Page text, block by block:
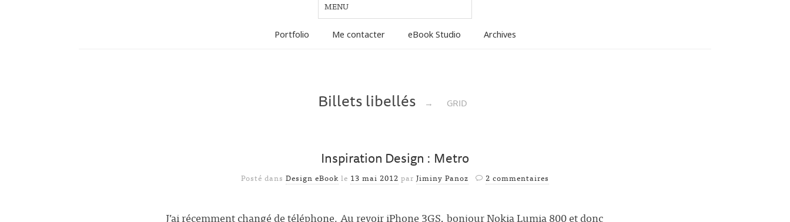
Portfolio Me contacter eBook Studio Archives
Billets libellés → GRID
Inspiration Design : Metro
Posté dansDesign eBook le 13 mai 2012 parJiminy Panoz 2 commentaires
J’ai récemment changé de téléphone. Au revoir iPhone 3GS, bonjour Nokia Lumia 800 et donc